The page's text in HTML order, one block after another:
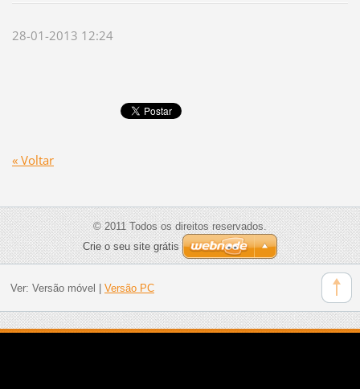
28-01-2013 12:24
« Voltar
© 2011 Todos os direitos reservados.
Crie o seu site grátis
Ver: Versão móvel Versão PC